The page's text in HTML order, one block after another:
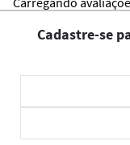
Cadastre-se